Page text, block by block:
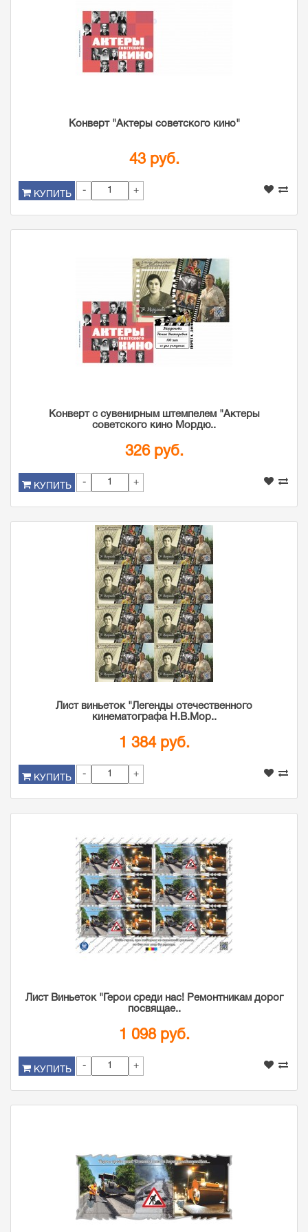
Конверт "Актеры советского кино"
43 руб.
КУПИТЬ - +
Конверт с сувенирным штемпелем "Актеры
советского кино Мордю..
326 руб.
КУПИТЬ - +
Лист виньеток "Легенды отечественного
кинематографа Н.В.Мор..
1 384 руб.
КУПИТЬ - +
Лист Виньеток "Герои среди нас! Ремонтникам дорог
посвящае..
1 098 руб.
КУПИТЬ - +